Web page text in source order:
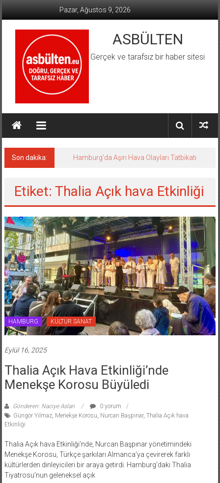
Pazar, Ağustos 9, 2026
ASBÜLTEN
Gerçek ve tarafsız bir haber sitesi
Son dakika: Hamburg’da Aşırı Hava Olayları Tatbikatı
Etiket: Thalia Açık hava Etkinliği
HAMBURG KÜLTÜR SANAT
Eylül 16, 2025
Thalia Açık Hava Etkinliği’nde
Menekşe Korosu Büyüledi
Gönderen: Naciye Aslan
0 yorum
Güngör Yılmaz, Menekşe Korosu Nurcan Başpınar, Thalia Açık hava
Etkinliği
Thalia Açık hava Etkinliği’nde, Nurcan Başpınar yönetimindeki
Menekşe Korosu, Türkçe şarkıları Almanca’ya çevirerek farklı
kültürlerden dinleyicileri bir araya getirdi. Hamburg’daki Thalia
Tiyatrosu’nun geleneksel açık